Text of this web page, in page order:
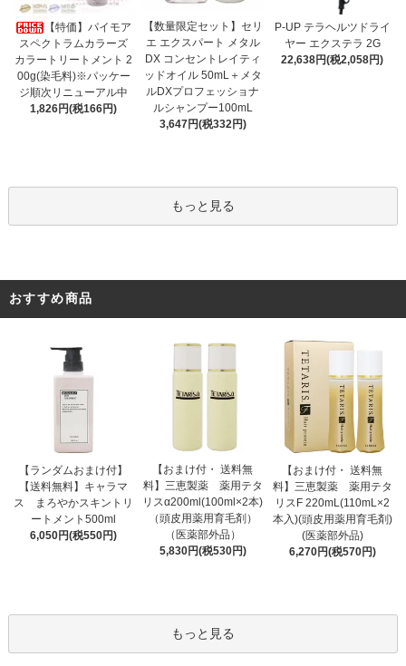
【特価】パイモア
スペクトラムカラーズ
カラートリートメント 2
00g(染毛料)※パッケー
ジ順次リニューアル中
1,826円(税166円)
【数量限定セット】セリ
エ エクスパート メタル
DX コンセントレイティ
ッドオイル 50mL＋メタ
ルDXプロフェッショナ
ルシャンプー100mL
3,647円(税332円)
P-UP テラヘルツドライ
ヤー エクステラ 2G
22,638円(税2,058円)
もっと見る
おすすめ商品
【ランダムおまけ付】
【送料無料】キャラマ
ス まろやかスキントリ
ートメント500ml
6,050円(税550円)
【おまけ付・ 送料無
料】三恵製薬 薬用テタ
リスα200ml(100ml×2本)
（頭皮用薬用育毛剤）
（医薬部外品）
5,830円(税530円)
【おまけ付・ 送料無
料】三恵製薬 薬用テタ
リスF 220mL(110mL×2
本入)(頭皮用薬用育毛剤)
(医薬部外品)
6,270円(税570円)
もっと見る